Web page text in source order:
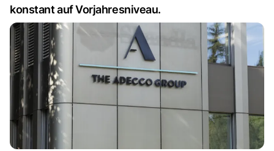
konstant auf Vorjahresniveau.